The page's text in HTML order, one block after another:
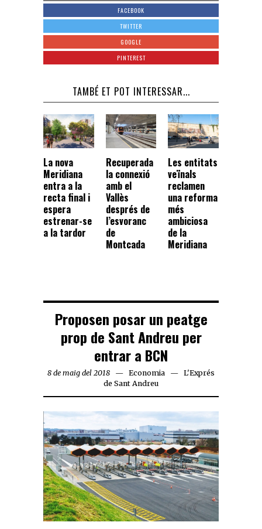
FACEBOOK
TWITTER
GOOGLE
PINTEREST
TAMBÉ ET POT INTERESSAR...
La nova
Meridiana
entra a la
recta final i
espera
estrenar-se
a la tardor
Recuperada
la connexió
amb el
Vallès
després de
l’esvoranc
de
Montcada
Les entitats
veïnals
reclamen
una reforma
més
ambiciosa
de la
Meridiana
Proposen posar un peatge
prop de Sant Andreu per
entrar a BCN
8 de maig del 2018 Economia
L'Exprés
de Sant Andreu